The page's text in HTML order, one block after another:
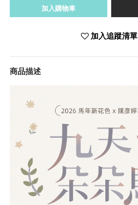
加入購物車
加入追蹤清單
商品描述